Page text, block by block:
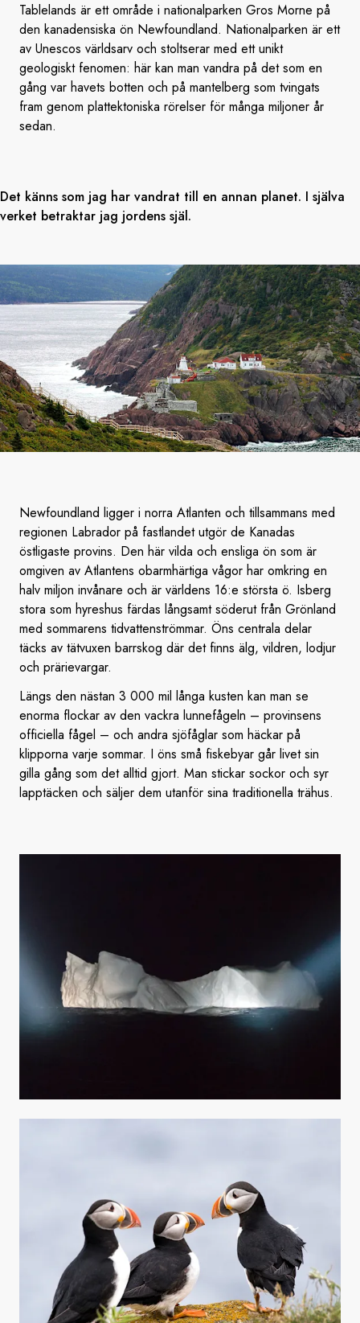
Tablelands är ett område i nationalparken Gros Morne på
den kanadensiska ön Newfoundland. Nationalparken är ett
av Unescos världsarv och stoltserar med ett unikt
geologiskt fenomen: här kan man vandra på det som en
gång var havets botten och på mantelberg som tvingats
fram genom plattektoniska rörelser för många miljoner år
sedan.
Det känns som jag har vandrat till en annan planet. I själva
verket betraktar jag jordens själ.
Newfoundland ligger i norra Atlanten och tillsammans med
regionen Labrador på fastlandet utgör de Kanadas
östligaste provins. Den här vilda och ensliga ön som är
omgiven av Atlantens obarmhärtiga vågor har omkring en
halv miljon invånare och är världens 16:e största ö. Isberg
stora som hyreshus färdas långsamt söderut från Grönland
med sommarens tidvattenströmmar. Öns centrala delar
täcks av tätvuxen barrskog där det finns älg, vildren, lodjur
och prärievargar.
Längs den nästan 3 000 mil långa kusten kan man se
enorma flockar av den vackra lunnefågeln – provinsens
officiella fågel – och andra sjöfåglar som häckar på
klipporna varje sommar. I öns små fiskebyar går livet sin
gilla gång som det alltid gjort. Man stickar sockor och syr
lapptäcken och säljer dem utanför sina traditionella trähus.